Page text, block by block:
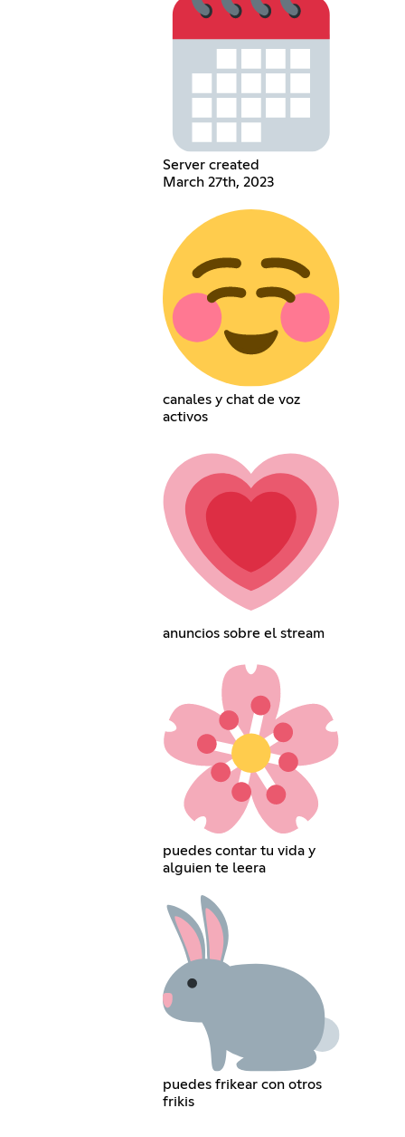
Server created
March 27th, 2023
canales y chat de voz
activos
anuncios sobre el stream
puedes contar tu vida y
alguien te leera
puedes frikear con otros
frikis